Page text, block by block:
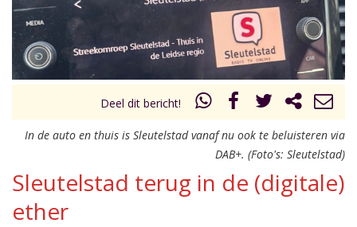
Deel dit bericht!
In de auto en thuis is Sleutelstad vanaf nu ook te beluisteren via
DAB+. (Foto's: Sleutelstad)
Sleutelstad terug in de (digitale)
ether